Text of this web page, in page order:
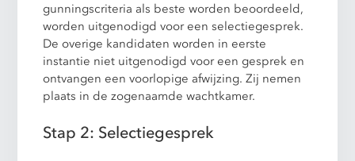
gunningscriteria als beste worden beoordeeld,
worden uitgenodigd voor een selectiegesprek.
De overige kandidaten worden in eerste
instantie niet uitgenodigd voor een gesprek en
ontvangen een voorlopige afwijzing. Zij nemen
plaats in de zogenaamde wachtkamer.
Stap 2: Selectiegesprek